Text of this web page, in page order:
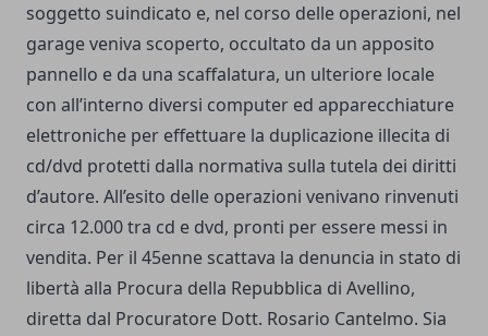
soggetto suindicato e, nel corso delle operazioni, nel
garage veniva scoperto, occultato da un apposito
pannello e da una scaffalatura, un ulteriore locale
con all’interno diversi computer ed apparecchiature
elettroniche per effettuare la duplicazione illecita di
cd/dvd protetti dalla normativa sulla tutela dei diritti
d’autore. All’esito delle operazioni venivano rinvenuti
circa 12.000 tra cd e dvd, pronti per essere messi in
vendita. Per il 45enne scattava la denuncia in stato di
libertà alla Procura della Repubblica di Avellino,
diretta dal Procuratore Dott. Rosario Cantelmo. Sia